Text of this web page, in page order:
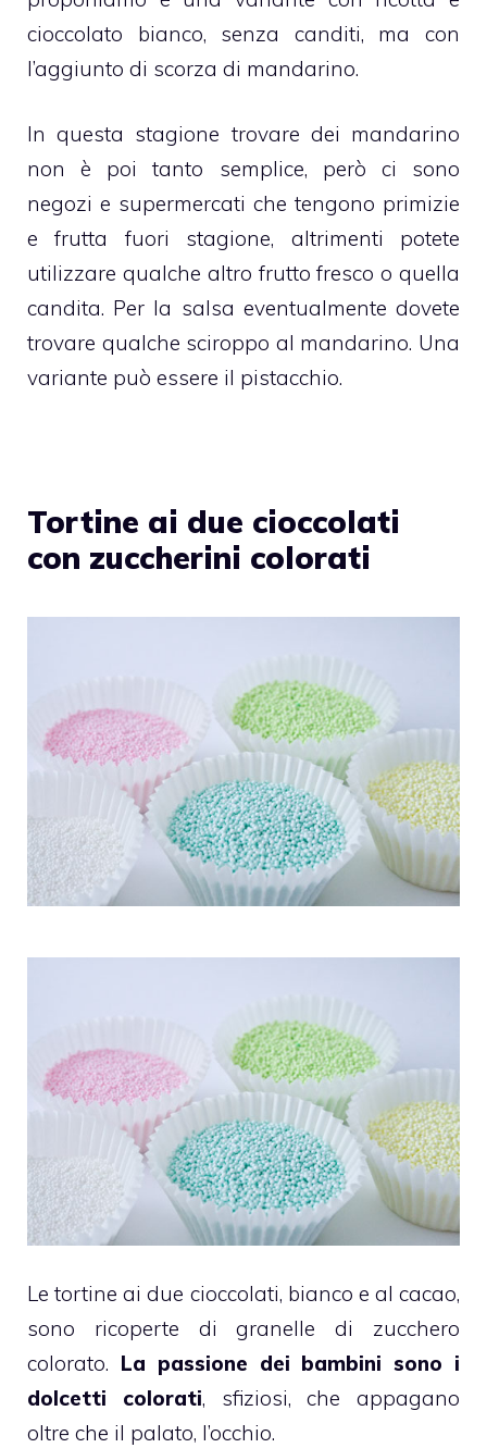
cioccolato bianco, senza canditi, ma con
l’aggiunto di scorza di mandarino.
In questa stagione trovare dei mandarino
non è poi tanto semplice, però ci sono
negozi e supermercati che tengono primizie
e frutta fuori stagione, altrimenti potete
utilizzare qualche altro frutto fresco o quella
candita. Per la salsa eventualmente dovete
trovare qualche sciroppo al mandarino. Una
variante può essere il pistacchio.
Tortine ai due cioccolati
con zuccherini colorati
Le tortine ai due cioccolati, bianco e al cacao,
sono ricoperte di granelle di zucchero
colorato. La passione dei bambini sono i
dolcetti colorati, sfiziosi, che appagano
oltre che il palato, l’occhio.